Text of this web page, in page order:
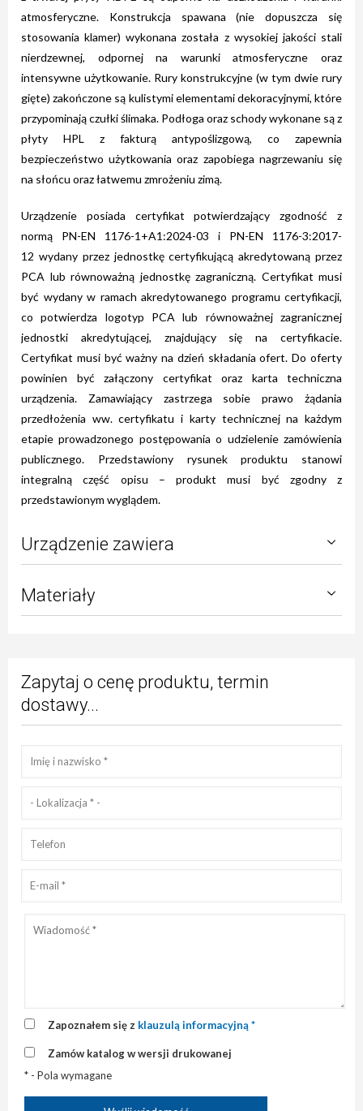
atmosferyczne. Konstrukcja spawana (nie dopuszcza się
stosowania klamer) wykonana została z wysokiej jakości stali
nierdzewnej, odpornej na warunki atmosferyczne oraz
intensywne użytkowanie. Rury konstrukcyjne (w tym dwie rury
gięte) zakończone są kulistymi elementami dekoracyjnymi, które
przypominają czułki ślimaka. Podłoga oraz schody wykonane są z
płyty HPL z fakturą antypoślizgową, co zapewnia
bezpieczeństwo użytkowania oraz zapobiega nagrzewaniu się
na słońcu oraz łatwemu zmrożeniu zimą.
Urządzenie posiada certyfikat potwierdzający zgodność z
normą PN-EN 1176-1+A1:2024-03 i PN-EN 1176-3:2017-
12 wydany przez jednostkę certyfikującą akredytowaną przez
PCA lub równoważną jednostkę zagraniczną. Certyfikat musi
być wydany w ramach akredytowanego programu certyfikacji,
co potwierdza logotyp PCA lub równoważnej zagranicznej
jednostki akredytującej, znajdujący się na certyfikacie.
Certyfikat musi być ważny na dzień składania ofert. Do oferty
powinien być załączony certyfikat oraz karta techniczna
urządzenia. Zamawiający zastrzega sobie prawo żądania
przedłożenia ww. certyfikatu i karty technicznej na każdym
etapie prowadzonego postępowania o udzielenie zamówienia
publicznego. Przedstawiony rysunek produktu stanowi
integralną część opisu – produkt musi być zgodny z
przedstawionym wyglądem.
Urządzenie zawiera
Materiały
Zapytaj o cenę produktu, termin
dostawy...
Zapoznałem się z klauzulą informacyjną *
Zamów katalog w wersji drukowanej
* - Pola wymagane